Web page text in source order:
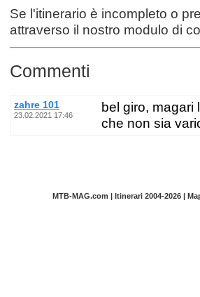
Se l'itinerario è incompleto o
attraverso il nostro modulo di
Commenti
zahre 101
23.02.2021 17:46
bel giro, magari
che non sia
MTB-MAG.com | Itinerari 2004-2026 |